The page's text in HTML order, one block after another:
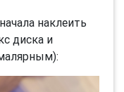
наклеить
диска и